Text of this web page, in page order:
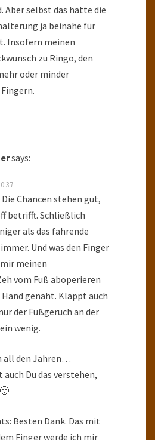
Aber selbst das hätte die
ja beinahe für
Insofern meinen
zu Ringo, den
oder minder
says:
Chancen stehen gut,
betrifft. Schließlich
als das fahrende
Und was den Finger
meinen
vom Fuß aboperieren
Hand genäht. Klappt auch
der Fußgeruch an der
wenig.
all den Jahren…
Du das verstehen,
Besten Dank. Das mit
Finger werde ich mir